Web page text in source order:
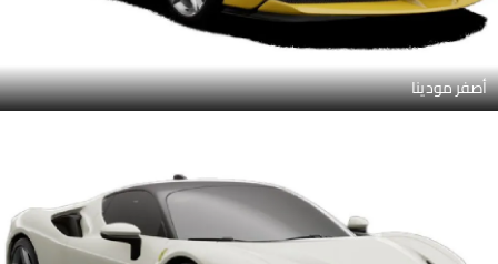
أصفر مودينا